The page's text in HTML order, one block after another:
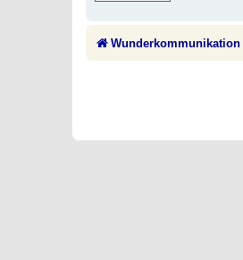
Wunderkommunikation